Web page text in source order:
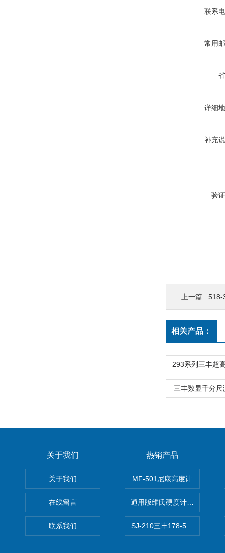
联系
常用
详细
补充
验
上一篇 : 518-
相关产品：
三丰数显千分
关于我们
关于我们
在线留言
联系我们
热销产品
MF-501尼康高度计
通用版维氏硬度计软件 自动
SJ-210三丰178-560-11DC粗